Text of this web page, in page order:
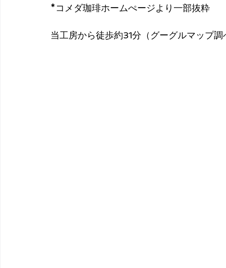
*コメダ珈琲ホームぺージより一部抜粋
当工房から徒歩約31分（グーグルマップ